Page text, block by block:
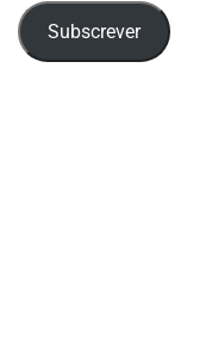
Subscrever